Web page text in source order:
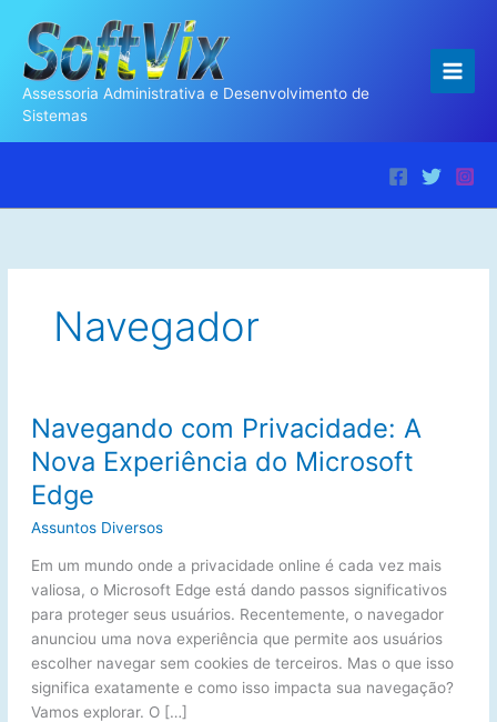
para
conteúdo
Assessoria Administrativa e Desenvolvimento de
Sistemas
Navegador
Navegando com Privacidade: A
Nova Experiência do Microsoft
Edge
Assuntos Diversos
Em um mundo onde a privacidade online é cada vez mais
valiosa, o Microsoft Edge está dando passos significativos
para proteger seus usuários. Recentemente, o navegador
anunciou uma nova experiência que permite aos usuários
escolher navegar sem cookies de terceiros. Mas o que isso
significa exatamente e como isso impacta sua navegação?
Vamos explorar. O […]